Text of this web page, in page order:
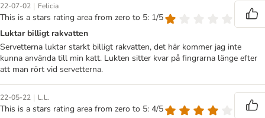
22-07-02 | Felicia
This is a stars rating area from zero to 5: 1/5
Luktar billigt rakvatten
Servetterna luktar starkt billigt rakvatten, det här kommer jag inte
kunna använda till min katt. Lukten sitter kvar på fingrarna länge efter
att man rört vid servetterna.
22-05-22 | L.L.
This is a stars rating area from zero to 5: 4/5